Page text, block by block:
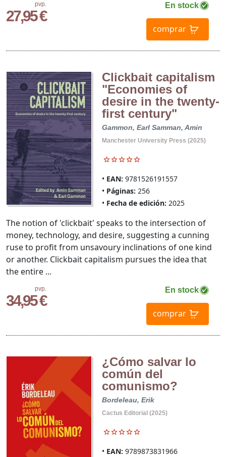
pvp.
27,95 €
En stock
comprar
Clickbait capitalism
"Economies of
desire in the twenty-
first century"
Gammon, Earl Samman, Amin
Manchester University Press (2025)
EAN: 9781526191557
Páginas: 256
Fecha de edición: 2025
pvp.
34,95 €
En stock
comprar
The notion of 'clickbait' speaks to the intersection of
money, technology, and desire, suggesting a cunning
ruse to profit from unsavoury inclinations of one kind
or another. Clickbait capitalism pursues the idea that
the entire ...
¿Cómo salvar lo
común del
comunismo?
Bordeleau, Erik
Cactus Editorial (2025)
EAN: 9789873831966